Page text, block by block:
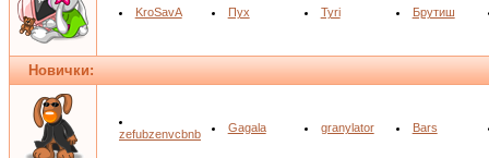
KroSavA Пух Tyri Брутиш
Новички:
zefubzenvcbnb Gagala granylator Bars